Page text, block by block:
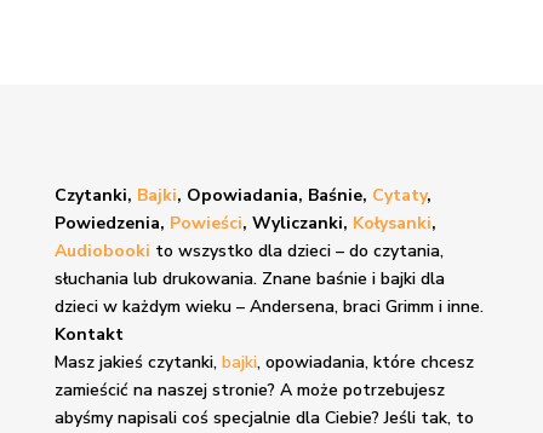
Czytanki, Bajki, Opowiadania, Baśnie, Cytaty,
Powiedzenia, Powieści, Wyliczanki, Kołysanki,
Audiobooki to wszystko dla dzieci – do czytania,
słuchania lub drukowania. Znane baśnie i bajkidla
dzieci w każdym wieku – Andersena, braci Grimm i inne.
Kontakt
Masz jakieś czytanki, bajki, opowiadania, które chcesz
zamieścić na naszej stronie? A może potrzebujesz
abyśmy napisali coś specjalnie dla Ciebie? Jeśli tak, to